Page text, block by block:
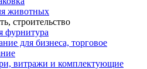
животных
строительство
фурнитура
для бизнеса, торговое
витражи и комплектующие